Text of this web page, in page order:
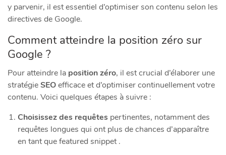
y parvenir, il est essentiel d’optimiser son contenu selon les
directives de Google.
Comment atteindre la position zéro sur
Google ?
Pour atteindre la position zéro, il est crucial d’élaborer une
stratégieSEOefficace et d’optimiser continuellement votre
contenu. Voici quelques étapes à suivre :
Choisissez des requêtes pertinentes, notamment des
requêtes longues qui ont plus de chances d’apparaître
en tant que featured snippet .